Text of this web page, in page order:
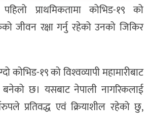
प्राथमिकतामा कोभिड-१९ को
जीवन रक्षा गर्नु रहेको उनको जिकिर
कोभिड-१९ को विश्‍वव्यापी महामारीबाट
बनेको छ। यसबाट नेपाली नागरिकलाई
प्रतिवद्ध एवं क्रियाशील रहेको छु,